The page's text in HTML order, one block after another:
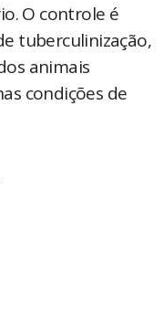
O controle é
tuberculinização,
animais
condições de